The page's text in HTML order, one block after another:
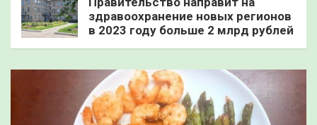
здравоохранение новых регионов
в 2023 году больше 2 млрд рублей